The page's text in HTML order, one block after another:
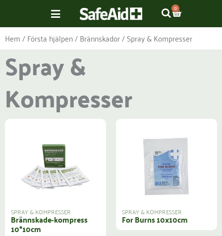
innehåll
0
Hem/Första hjälpen/Brännskador/ Spray & Kompresser
Spray &
Kompresser
SPRAY & KOMPRESSER
Brännskade-kompress
10*10cm
SPRAY & KOMPRESSER
For Burns 10x10cm